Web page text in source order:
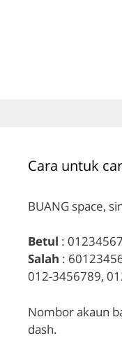
Cara untuk
BUANG space,
Betul :
Salah :
012-3456789,
Nombor akaun
dash.